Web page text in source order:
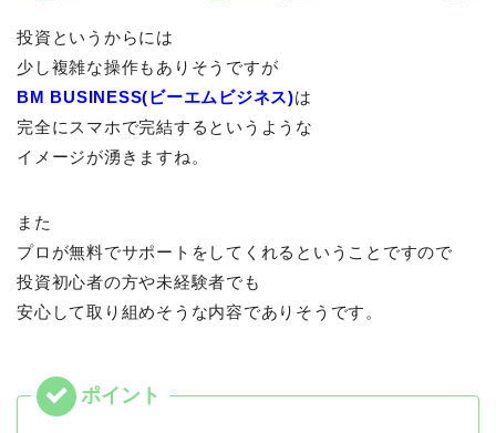
投資というからには
少し複雑な操作もありそうですが
BM BUSINESS(ビーエムビジネス)は
完全にスマホで完結するというような
イメージが湧きますね。
また
プロが無料でサポートをしてくれるということですので
投資初心者の方や未経験者でも
安心して取り組めそうな内容でありそうです。